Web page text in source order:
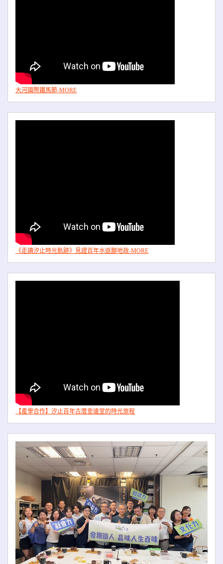
大河國際鐵馬節-MORE
《走讀汐止時光軌跡》見證百年水返腳地政-MORE
【產學合作】汐止百年古厝垂遠堂的時光旅程